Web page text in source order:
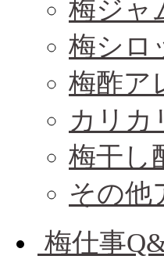
梅ジャ
梅シロ
梅酢ア
カリカ
梅干し
その他
梅仕事